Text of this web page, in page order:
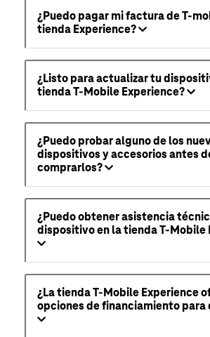
¿Puedo pagar mi factura de T-
tienda Experience?
¿Listo para actualizar tu
tienda T-Mobile Experience?
¿Puedo probar alguno de los
dispositivos y accesorios antes
comprarlos?
¿Puedo obtener asistencia
dispositivo en la tienda T-Mobile
¿La tienda T-Mobile Experience
opciones de financiamiento para